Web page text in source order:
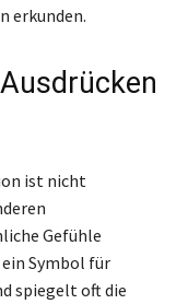
erkunden.
ist nicht
Gefühle
Symbol für
spiegelt oft die